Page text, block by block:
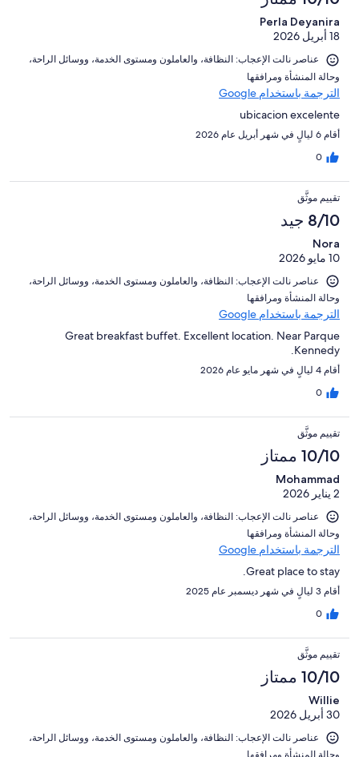
Perla Deyanira
18 أبريل 2026
عناصر نالت الإعجاب: ⁦النظافة⁩، و⁦العاملون ومستوى الخدمة⁩، و⁦وسائل الراحة⁩،
و⁦حالة المنشأة ومرافقها⁩
الترجمة باستخدام Google
ubicacion excelente
أقام 6 ليالٍ في شهر أبريل عام 2026
0
تقييم موثَّق
8/10 جيد
Nora
10 مايو 2026
عناصر نالت الإعجاب: ⁦النظافة⁩، و⁦العاملون ومستوى الخدمة⁩، و⁦وسائل الراحة⁩،
و⁦حالة المنشأة ومرافقها⁩
الترجمة باستخدام Google
Great breakfast buffet. Excellent location. Near Parque
Kennedy.
أقام 4 ليالٍ في شهر مايو عام 2026
0
تقييم موثَّق
10/10 ممتاز
Mohammad
2 يناير 2026
عناصر نالت الإعجاب: ⁦النظافة⁩، و⁦العاملون ومستوى الخدمة⁩، و⁦وسائل الراحة⁩،
و⁦حالة المنشأة ومرافقها⁩
الترجمة باستخدام Google
Great place to stay.
أقام 3 ليالٍ في شهر ديسمبر عام 2025
0
تقييم موثَّق
10/10 ممتاز
Willie
30 أبريل 2026
عناصر نالت الإعجاب: ⁦النظافة⁩، و⁦العاملون ومستوى الخدمة⁩، و⁦وسائل الراحة⁩،